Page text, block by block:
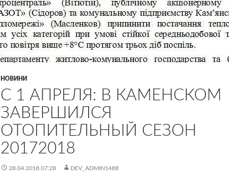
НОВИНИ
С 1 АПРЕЛЯ: В КАМЕНСКОМ
ЗАВЕРШИЛСЯ
ОТОПИТЕЛЬНЫЙ СЕЗОН
20172018
28.04.2018 07:28 DEV_ADMIN1488